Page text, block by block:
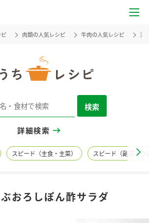
ピ 肉類の人気レシピ 牛肉の人気レシピ 温
検索
詳細検索
スピード（主食・主菜） スピード（副菜・つ
おろしぽん酢サラダ